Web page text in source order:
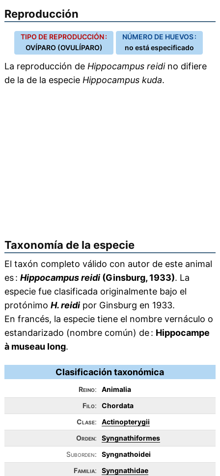
Reproducción
TIPO DE REPRODUCCIÓN :
OVÍPARO (OVULÍPARO)
NÚMERO DE HUEVOS :
no está especificado
La reproducción de Hippocampus reidino difiere
de la de la especie Hippocampus kuda.
Taxonomía de la especie
El taxón completo válido con autor de este animal
es : Hippocampus reidi(Ginsburg, 1933). La
especie fue clasificada originalmente bajo el
protónimo H. reidipor Ginsburg en 1933.
En francés, la especie tiene el nombre vernáculo o
estandarizado (nombre común) de : Hippocampe
à museau long.
Clasificación taxonómica
Reino:
Animalia
Filo:
Chordata
Clase:
Actinopterygii
Orden:
Syngnathiformes
Suborden:
Syngnathoidei
Familia:
Syngnathidae